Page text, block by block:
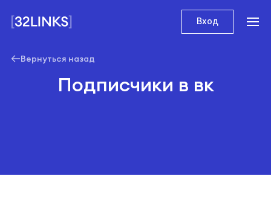
Вход
Вернуться назад
Подписчики в вк